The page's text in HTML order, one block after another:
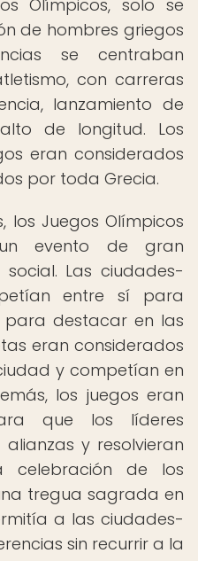
Olímpicos, solo se
de hombres griegos
se centraban
con carreras
lanzamiento de
de longitud. Los
eran considerados
por toda Grecia.
los Juegos Olímpicos
evento de gran
Las ciudades-
entre sí para
para destacar en las
eran considerados
y competían en
los juegos eran
que los líderes
y resolvieran
celebración de los
tregua sagrada en
a las ciudades-
sin recurrir a la